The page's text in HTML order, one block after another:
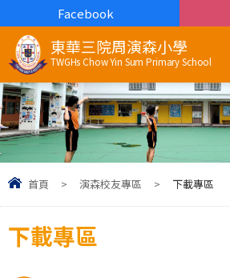
東華三院周演森小學
TWGHs Chow Yin Sum Primary School
Facebook
首頁 > 演森校友專區 > 下載專區
下載專區